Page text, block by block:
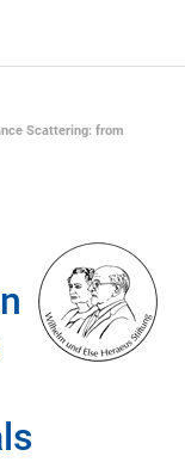
Scattering: from